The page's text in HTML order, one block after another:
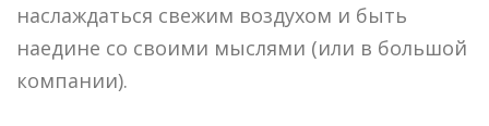
наслаждаться свежим воздухом и быть
наедине со своими мыслями (или в большой
компании).